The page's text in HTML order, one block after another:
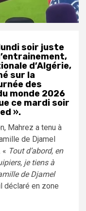
soir juste
d’Algérie,
sur la
des
monde 2026
ce mardi soir
».
Mahrez a tenu à
de Djamel
« Tout d’abord, en
je tiens à
de Djamel
déclaré en zone